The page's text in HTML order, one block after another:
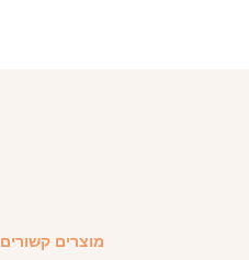
מוצרים קשורים